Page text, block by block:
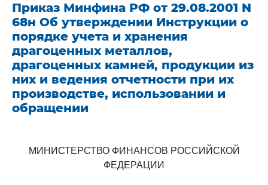
Приказ Минфина РФ от 29.08.2001 N
68н Об утверждении Инструкции о
порядке учета и хранения
драгоценных металлов,
драгоценных камней, продукции из
них и ведения отчетности при их
производстве, использовании и
обращении
МИНИСТЕРСТВО ФИНАНСОВ РОССИЙСКОЙ
ФЕДЕРАЦИИ